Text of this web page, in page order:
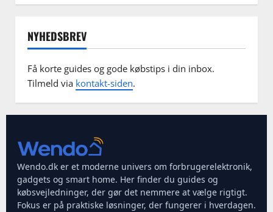
NYHEDSBREV
Få korte guides og gode købstips i din inbox.
Tilmeld via kontakt-siden.
Wendo.dk er et moderne univers om forbrugerelektronik,
gadgets og smart home. Her finder du guides og
købsvejledninger, der gør det nemmere at vælge rigtigt.
Fokus er på praktiske løsninger, der fungerer i hverdagen.